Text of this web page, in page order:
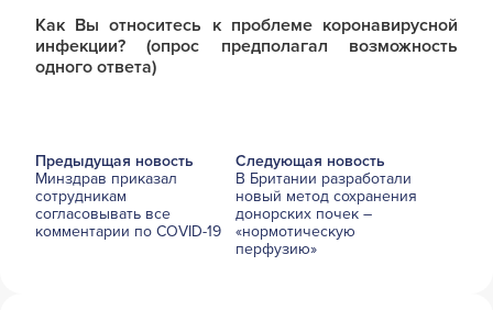
Как Вы относитесь к проблеме коронавирусной
инфекции? (опрос предполагал возможность
одного ответа)
Предыдущая новость
Минздрав приказал
сотрудникам
согласовывать все
комментарии по COVID-19
Следующая новость
В Британии разработали
новый метод сохранения
донорских почек –
«нормотическую
перфузию»